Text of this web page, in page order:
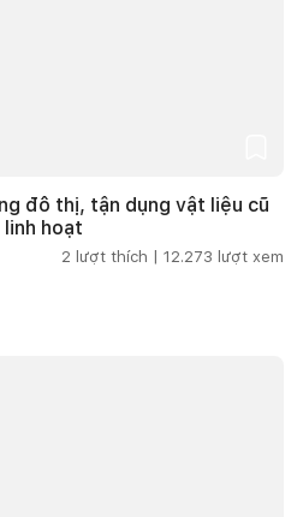
đô thị, tận dụng vật liệu cũ
hoạt
2 lượt thích | 12.273 lượt xem